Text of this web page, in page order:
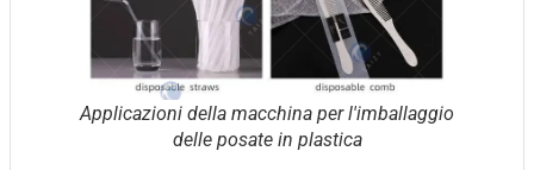
Applicazioni della macchina per l'imballaggio
delle posate in plastica